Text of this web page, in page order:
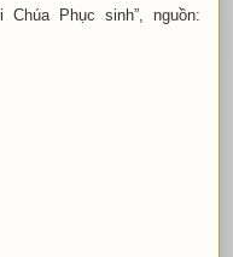
Phục sinh”, nguồn: